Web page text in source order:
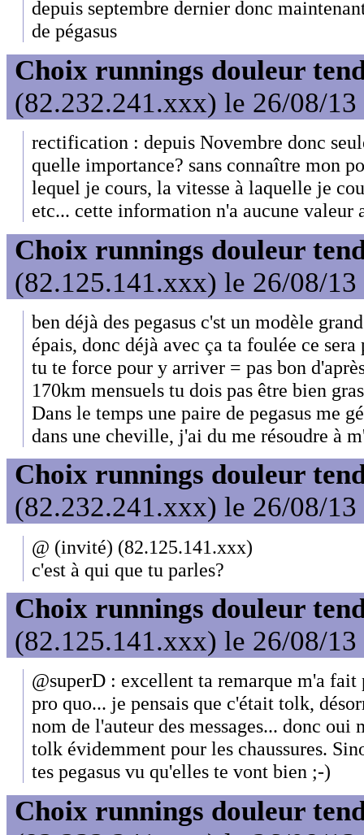
depuis septembre dernier donc
de pégasus
Choix runnings douleur
(82.232.241.xxx) le 26/08/13
rectification : depuis Novembre donc
quelle importance? sans connaître mon
lequel je cours, la vitesse à laquelle je
etc... cette information n'a aucune valeur
Choix runnings douleur
(82.125.141.xxx) le 26/08/13
ben déjà des pegasus c'st un modèle
épais, donc déjà avec ça ta foulée ce
tu te force pour y arriver = pas bon
170km mensuels tu dois pas être bien
Dans le temps une paire de pegasus me
dans une cheville, j'ai du me résoudre à
Choix runnings douleur
(82.232.241.xxx) le 26/08/13
@ (invité) (82.125.141.xxx)
c'est à qui que tu parles?
Choix runnings douleur
(82.125.141.xxx) le 26/08/13
@superD : excellent ta remarque m'a fait
pro quo... je pensais que c'était tolk,
nom de l'auteur des messages... donc
tolk évidemment pour les chaussures.
tes pegasus vu qu'elles te vont bien ;-)
Choix runnings douleur